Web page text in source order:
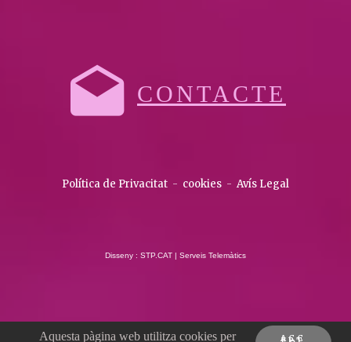
CONTACTE
Política de Privacitat - cookies - Avís Legal
Disseny : STP.CAT | Serveis Telemàtics
Aquesta pàgina web utilitza cookies per ACC